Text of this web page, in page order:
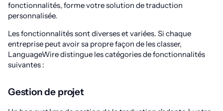
fonctionnalités, forme votre solution de traduction
personnalisée.
Les fonctionnalités sont diverses et variées. Si chaque
entreprise peut avoir sa propre façon de les classer,
LanguageWire distingue les catégories de fonctionnalités
suivantes :
Gestion de projet